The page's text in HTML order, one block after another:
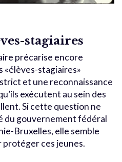
stagiaires
précarise encore
«élèves-stagiaires»
et une reconnaissance
exécutent au sein des
Si cette question ne
du gouvernement fédéral
Bruxelles, elle semble
ces jeunes.